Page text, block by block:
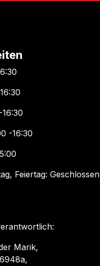
-16:30
Feiertag: Geschlossen
Marik,